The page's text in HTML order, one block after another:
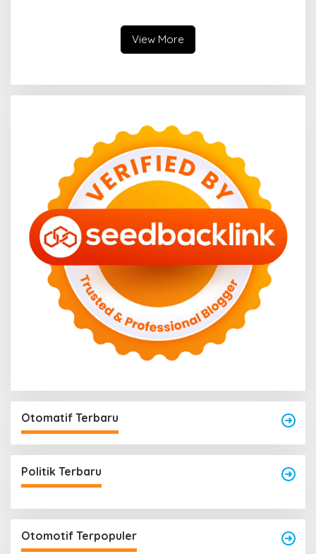
View More
Otomatif Terbaru
Politik Terbaru
Otomotif Terpopuler